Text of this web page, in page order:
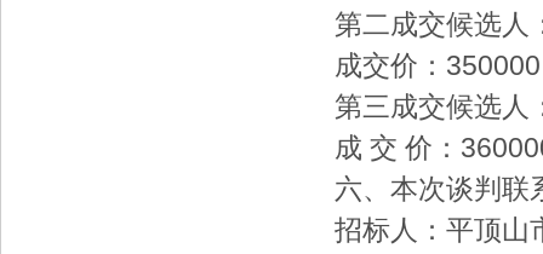
第二成交候选人
成交价：
第三成交候选人
成 交 价：
六、本次谈判联
招标人：平顶山